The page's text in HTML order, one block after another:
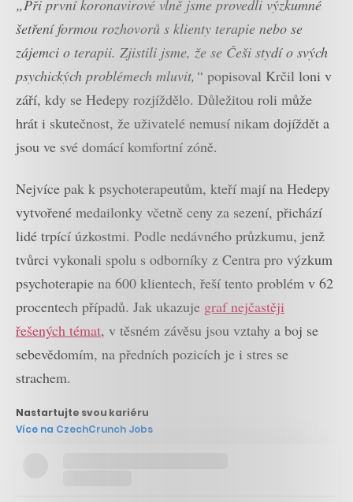
„Při první koronavirové vlně jsme provedli výzkumné
šetření formou rozhovorů s klienty terapie nebo se
zájemci o terapii. Zjistili jsme, že se Češi stydí o svých
psychických problémech mluvit,“ popisoval Krčil loni v
září, kdy se Hedepy rozjíždělo. Důležitou roli může
hrát i skutečnost, že uživatelé nemusí nikam dojíždět a
jsou ve své domácí komfortní zóně.
Nejvíce pak k psychoterapeutům, kteří mají na Hedepy
vytvořené medailonky včetně ceny za sezení, přichází
lidé trpící úzkostmi. Podle nedávného průzkumu, jenž
tvůrci vykonali spolu s odborníky z Centra pro výzkum
psychoterapie na 600 klientech, řeší tento problém v 62
procentech případů. Jak ukazuje graf nejčastěji
řešených témat, v těsném závěsu jsou vztahy a boj se
sebevědomím, na předních pozicích je i stres se
strachem.
Nastartujte svou kariéru
Více na CzechCrunch Jobs